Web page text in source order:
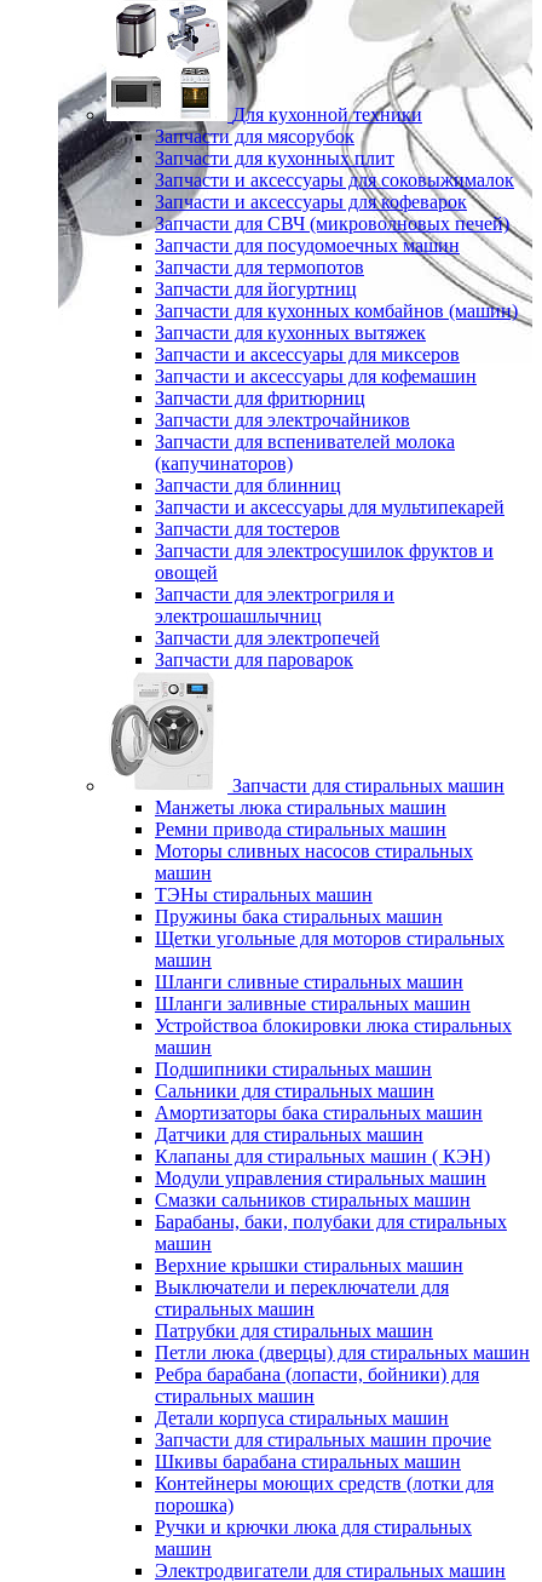
Для кухонной техники
Запчасти для мясорубок
Запчасти для кухонных плит
Запчасти и аксессуары для соковыжималок
Запчасти и аксессуары для кофеварок
Запчасти для СВЧ (микроволновых печей)
Запчасти для посудомоечных машин
Запчасти для термопотов
Запчасти для йогуртниц
Запчасти для кухонных комбайнов (машин)
Запчасти для кухонных вытяжек
Запчасти и аксессуары для миксеров
Запчасти и аксессуары для кофемашин
Запчасти для фритюрниц
Запчасти для электрочайников
Запчасти для вспенивателей молока
(капучинаторов)
Запчасти для блинниц
Запчасти и аксессуары для мультипекарей
Запчасти для тостеров
Запчасти для электросушилок фруктов и
овощей
Запчасти для электрогриля и
электрошашлычниц
Запчасти для электропечей
Запчасти для пароварок
Запчасти для стиральных машин
Манжеты люка стиральных машин
Ремни привода стиральных машин
Моторы сливных насосов стиральных
машин
ТЭНы стиральных машин
Пружины бака стиральных машин
Щетки угольные для моторов стиральных
машин
Шланги сливные стиральных машин
Шланги заливные стиральных машин
Устройствоа блокировки люка стиральных
машин
Подшипники стиральных машин
Сальники для стиральных машин
Амортизаторы бака стиральных машин
Датчики для стиральных машин
Клапаны для стиральных машин ( КЭН)
Модули управления стиральных машин
Смазки сальников стиральных машин
Барабаны, баки, полубаки для стиральных
машин
Верхние крышки стиральных машин
Выключатели и переключатели для
стиральных машин
Патрубки для стиральных машин
Петли люка (дверцы) для стиральных машин
Ребра барабана (лопасти, бойники) для
стиральных машин
Детали корпуса стиральных машин
Запчасти для стиральных машин прочие
Шкивы барабана стиральных машин
Контейнеры моющих средств (лотки для
порошка)
Ручки и крючки люка для стиральных
машин
Электродвигатели для стиральных машин